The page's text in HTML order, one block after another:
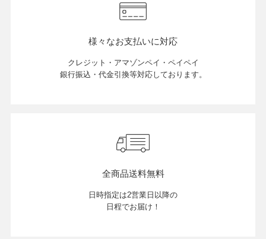
様々なお支払いに対応
クレジット・アマゾンペイ・ペイペイ
銀行振込・代金引換等対応しております。
全商品送料無料
日時指定は2営業日以降の
日程でお届け！